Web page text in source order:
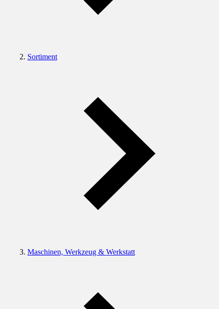
Sortiment
Maschinen, Werkzeug & Werkstatt